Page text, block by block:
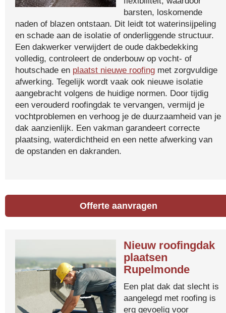
barsten, loskomende
naden of blazen ontstaan. Dit leidt tot waterinsijpeling
en schade aan de isolatie of onderliggende structuur.
Een dakwerker verwijdert de oude dakbedekking
volledig, controleert de onderbouw op vocht- of
houtschade en plaatst nieuwe roofing met zorgvuldige
afwerking. Tegelijk wordt vaak ook nieuwe isolatie
aangebracht volgens de huidige normen. Door tijdig
een verouderd roofingdak te vervangen, vermijd je
vochtproblemen en verhoog je de duurzaamheid van je
dak aanzienlijk. Een vakman garandeert correcte
plaatsing, waterdichtheid en een nette afwerking van
de opstanden en dakranden.
Offerte aanvragen
Nieuw roofingdak
plaatsen
Rupelmonde
Een plat dak dat slecht is
aangelegd met roofing is
erg gevoelig voor